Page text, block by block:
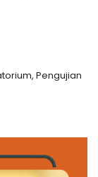
Pengujian